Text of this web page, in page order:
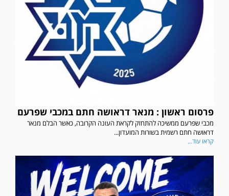
פרסום ראשון : מנאר דראושה חתם במכבי שפרעם
מכבי שפרעם ממשיכה להתחזק לקראת העונה הקרובה, כאשר הבלם מנאר
דראושה חתם רשמית בשורות המועדון...
קראו עוד...